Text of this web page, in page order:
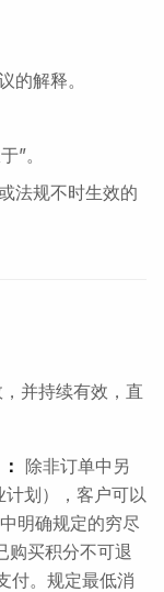
的解释。
”。
法规不时生效的
并持续有效，直
除非订单中另
划），客户可以
明确规定的穷尽
购买积分不可退
付。规定最低消